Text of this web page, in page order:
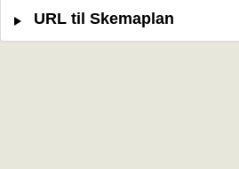
URL til Skemaplan